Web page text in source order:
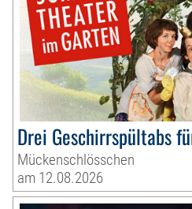
Drei Geschirrspültabs
Mückenschlösschen
am 12.08.2026